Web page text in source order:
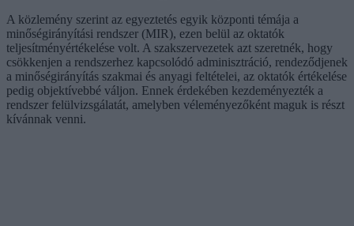
A közlemény szerint az egyeztetés egyik központi témája a
minőségirányítási rendszer (MIR), ezen belül az oktatók
teljesítményértékelése volt. A szakszervezetek azt szeretnék, hogy
csökkenjen a rendszerhez kapcsolódó adminisztráció, rendeződjenek
a minőségirányítás szakmai és anyagi feltételei, az oktatók értékelése
pedig objektívebbé váljon. Ennek érdekében kezdeményezték a
rendszer felülvizsgálatát, amelyben véleményezőként maguk is részt
kívánnak venni.